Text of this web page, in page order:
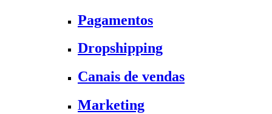
Pagamentos
Dropshipping
Canais de vendas
Marketing